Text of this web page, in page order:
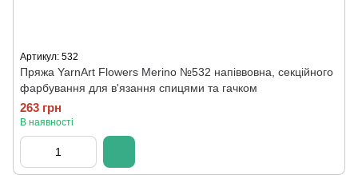
Артикул: 532
Пряжа YarnArt Flowers Merino №532 напіввовна, секційного
фарбування для в'язання спицями та гачком
263 грн
В наявності